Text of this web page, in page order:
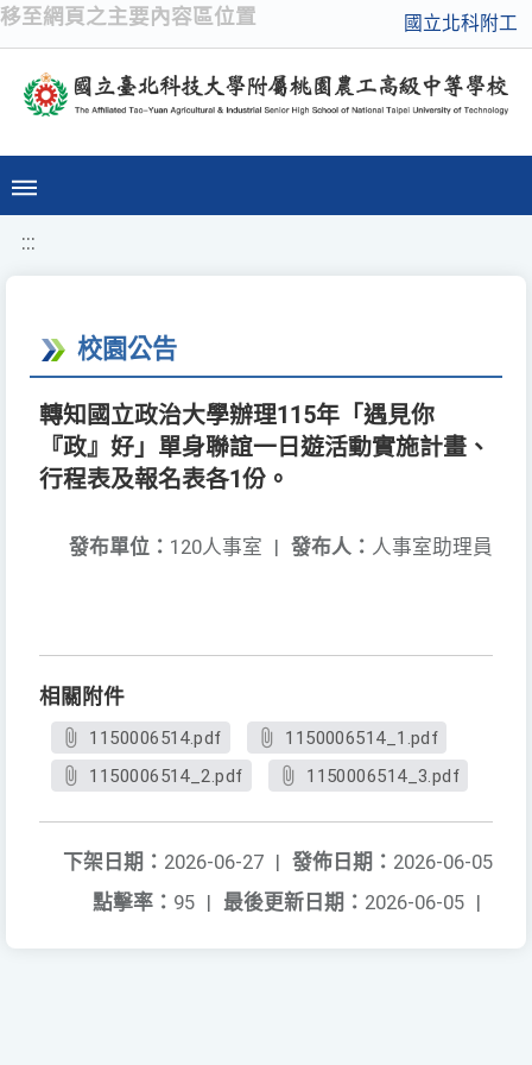
移至網頁之主要內容區位置 國立北科附工
:::
校園公告
轉知國立政治大學辦理115年「遇見你
『政』好」單身聯誼一日遊活動實施計畫、
行程表及報名表各1份。
發布人： 人事室助理員
發布單位： 120人事室 |
相關附件
1150006514.pdf
1150006514_1.pdf
1150006514_2.pdf
1150006514_3.pdf
發佈日期： 2026-06-05
下架日期： 2026-06-27 |
最後更新日期： 2026-06-05 |
點擊率： 95 |